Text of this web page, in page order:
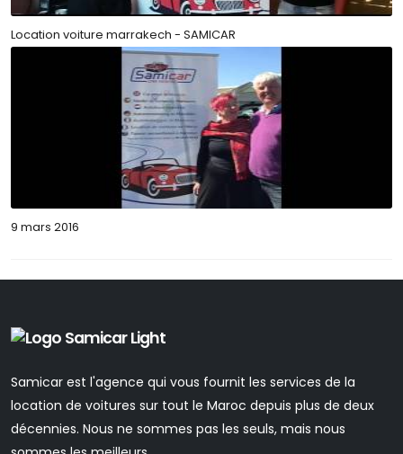
Location voiture marrakech - SAMICAR
9 mars 2016
Samicar est l'agence qui vous fournit les services de la
location de voitures sur tout le Maroc depuis plus de deux
décennies. Nous ne sommes pas les seuls, mais nous